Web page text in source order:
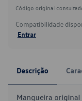
Código original
Compatibilidade
Entrar
Descrição
Mangueira